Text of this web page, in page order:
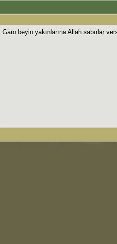
Garo beyin yakınlarına Allah sabırlar